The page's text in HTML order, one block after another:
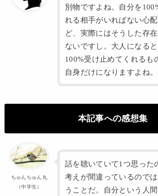
別物ですよね。自分を
れる相手がいればない心
ど、実際にはそうした存
ないですし。大人になる
100%受け止めてくれるも
自身だけになりますよね。
本記事への感想集
ちゅんちゅん丸
（中学生）
話を聴いていて1つ思った
考えが間違っているので
うことだ。自分という人